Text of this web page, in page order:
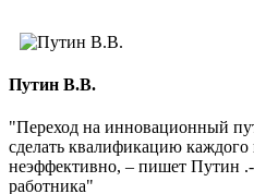
Путин В.В.
"Переход на инновационный
сделать квалификацию
неэффективно, – пишет Путин
работника"